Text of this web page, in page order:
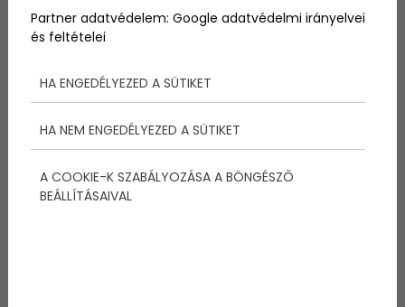
További bejegyzések
Partner adatvédelem: Google adatvédelmi irányelvei
és feltételei
HA ENGEDÉLYEZED A SÜTIKET
HA NEM ENGEDÉLYEZED A SÜTIKET
A COOKIE-K SZABÁLYOZÁSA A BÖNGÉSZŐ
BEÁLLÍTÁSAIVAL